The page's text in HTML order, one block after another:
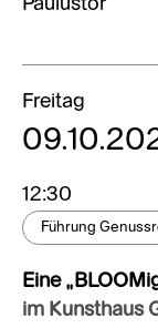
Paulustor
Freitag
12:30
Führung
Eine
im Kunsthaus